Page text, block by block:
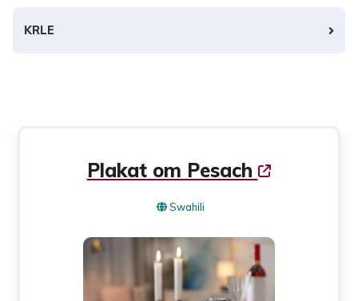
KRLE
Plakat om Pesach
Swahili